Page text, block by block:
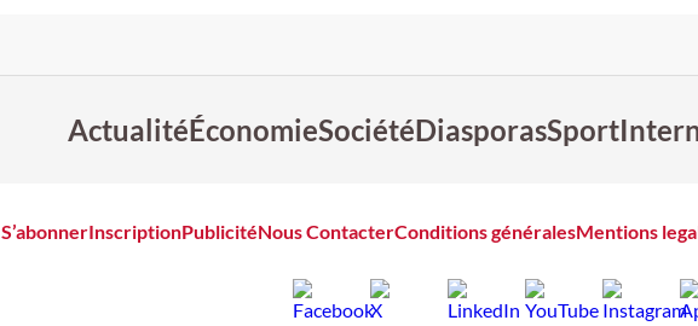
ActualitéÉconomieSociétéDiasporasSport
S’abonnerInscriptionPublicitéNous ContacterConditions généralesMentions